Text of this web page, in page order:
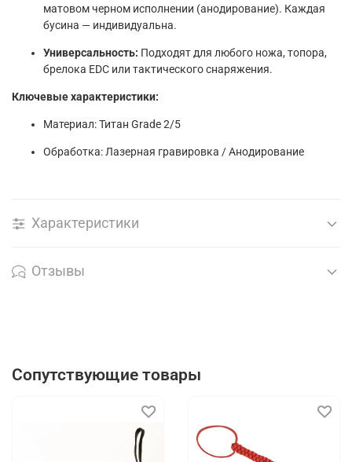
матовом черном исполнении (анодирование). Каждая
бусина — индивидуальна.
Универсальность: Подходят для любого ножа, топора,
брелока EDC или тактического снаряжения.
Ключевые характеристики:
Материал: Титан Grade 2/5
Обработка: Лазерная гравировка / Анодирование
Характеристики
Отзывы
Сопутствующие товары